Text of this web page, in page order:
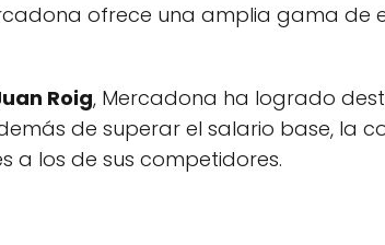
ofrece una amplia gama de
Roig, Mercadona ha logrado
de superar el salario base, la
a los de sus competidores.